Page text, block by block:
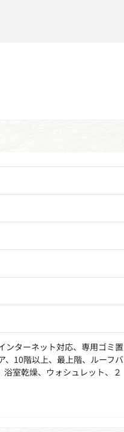
ンターネット対応、専用ゴミ置
、10階以上、最上階、ルーフバ
室乾燥、ウォシュレット、２